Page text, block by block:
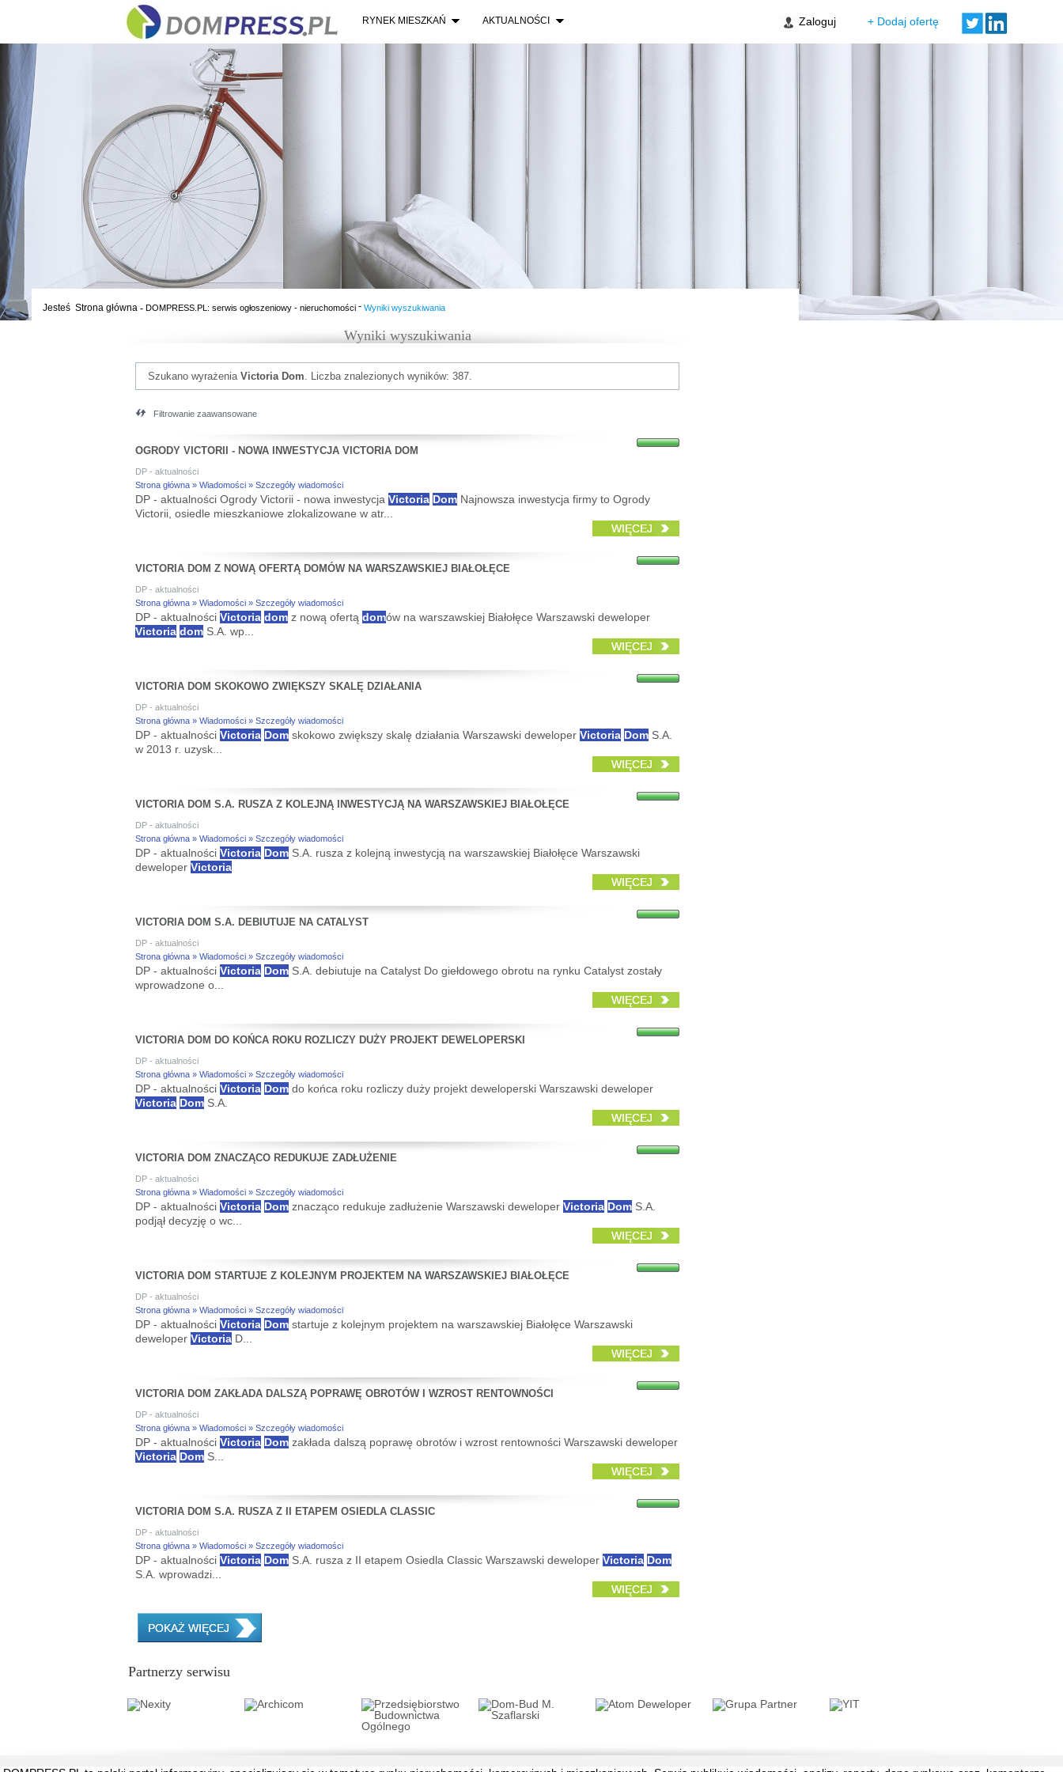
RYNEK MIESZKAŃ AKTUALNOŚCI + Dodaj ofertę
Zaloguj
Jesteś Strona główna - DOMPRESS.PL: serwis ogłoszeniowy - nieruchomości - Wyniki wyszukiwania
Wyniki wyszukiwania
Szukano wyrażenia Victoria Dom. Liczba znalezionych wyników: 387.
Filtrowanie zaawansowane
OGRODY VICTORII - NOWA INWESTYCJA VICTORIA DOM
DP - aktualności
Strona główna » Wiadomości » Szczegóły wiadomości
DP - aktualności Ogrody Victorii - nowa inwestycja Victoria Dom Najnowsza inwestycja firmy to Ogrody
Victorii, osiedle mieszkaniowe zlokalizowane w atr...
WIĘCEJ
VICTORIA DOM Z NOWĄ OFERTĄ DOMÓW NA WARSZAWSKIEJ BIAŁOŁĘCE
DP - aktualności
Strona główna » Wiadomości » Szczegóły wiadomości
DP - aktualności Victoria dom z nową ofertą domów na warszawskiej Białołęce Warszawski deweloper
Victoria dom S.A. wp...
WIĘCEJ
VICTORIA DOM SKOKOWO ZWIĘKSZY SKALĘ DZIAŁANIA
DP - aktualności
Strona główna » Wiadomości » Szczegóły wiadomości
DP - aktualności Victoria Dom skokowo zwiększy skalę działania Warszawski deweloper Victoria Dom S.A.
w 2013 r. uzysk...
WIĘCEJ
VICTORIA DOM S.A. RUSZA Z KOLEJNĄ INWESTYCJĄ NA WARSZAWSKIEJ BIAŁOŁĘCE
DP - aktualności
Strona główna » Wiadomości » Szczegóły wiadomości
DP - aktualności Victoria Dom S.A. rusza z kolejną inwestycją na warszawskiej Białołęce Warszawski
deweloper Victoria
WIĘCEJ
VICTORIA DOM S.A. DEBIUTUJE NA CATALYST
DP - aktualności
Strona główna » Wiadomości » Szczegóły wiadomości
DP - aktualności Victoria Dom S.A. debiutuje na Catalyst Do giełdowego obrotu na rynku Catalyst zostały
wprowadzone o...
WIĘCEJ
VICTORIA DOM DO KOŃCA ROKU ROZLICZY DUŻY PROJEKT DEWELOPERSKI
DP - aktualności
Strona główna » Wiadomości » Szczegóły wiadomości
DP - aktualności Victoria Dom do końca roku rozliczy duży projekt deweloperski Warszawski deweloper
Victoria Dom S.A.
WIĘCEJ
VICTORIA DOM ZNACZĄCO REDUKUJE ZADŁUŻENIE
DP - aktualności
Strona główna » Wiadomości » Szczegóły wiadomości
DP - aktualności Victoria Dom znacząco redukuje zadłużenie Warszawski deweloper Victoria Dom S.A.
podjął decyzję o wc...
WIĘCEJ
VICTORIA DOM STARTUJE Z KOLEJNYM PROJEKTEM NA WARSZAWSKIEJ BIAŁOŁĘCE
DP - aktualności
Strona główna » Wiadomości » Szczegóły wiadomości
DP - aktualności Victoria Dom startuje z kolejnym projektem na warszawskiej Białołęce Warszawski
deweloper Victoria D...
WIĘCEJ
VICTORIA DOM ZAKŁADA DALSZĄ POPRAWĘ OBROTÓW I WZROST RENTOWNOŚCI
DP - aktualności
Strona główna » Wiadomości » Szczegóły wiadomości
DP - aktualności Victoria Dom zakłada dalszą poprawę obrotów i wzrost rentowności Warszawski deweloper
Victoria Dom S...
WIĘCEJ
VICTORIA DOM S.A. RUSZA Z II ETAPEM OSIEDLA CLASSIC
DP - aktualności
Strona główna » Wiadomości » Szczegóły wiadomości
DP - aktualności Victoria Dom S.A. rusza z II etapem Osiedla Classic Warszawski deweloper Victoria Dom
S.A. wprowadzi...
WIĘCEJ
POKAŻ WIĘCEJ
Partnerzy serwisu